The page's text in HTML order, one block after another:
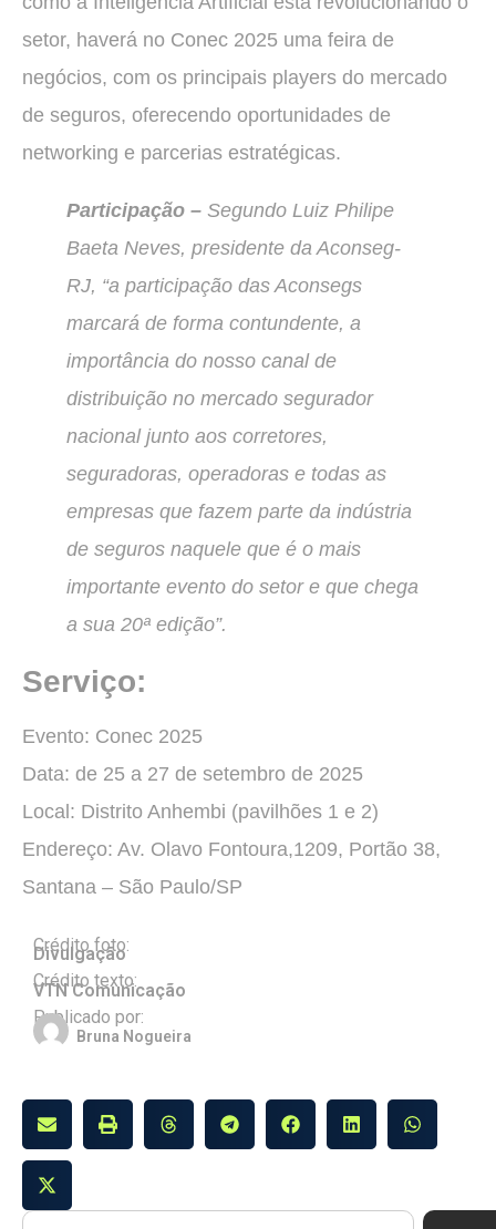
setor, haverá no Conec 2025 uma feira de
negócios, com os principais players do mercado
de seguros, oferecendo oportunidades de
networking e parcerias estratégicas.
Participação – Segundo Luiz Philipe
Baeta Neves, presidente da Aconseg-
RJ, “a participação das Aconsegs
marcará de forma contundente, a
importância do nosso canal de
distribuição no mercado segurador
nacional junto aos corretores,
seguradoras, operadoras e todas as
empresas que fazem parte da indústria
de seguros naquele que é o mais
importante evento do setor e que chega
a sua 20ª edição”.
Serviço:
Evento: Conec 2025
Data: de 25 a 27 de setembro de 2025
Local: Distrito Anhembi (pavilhões 1 e 2)
Endereço: Av. Olavo Fontoura,1209, Portão 38,
Santana – São Paulo/SP
Crédito foto:
Divulgação
Crédito texto:
VTN Comunicação
Publicado por:
Bruna Nogueira